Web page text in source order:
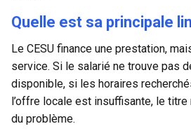
Quelle est sa principale
Le CESU finance une prestation,
service. Si le salarié ne trouve pas
disponible, si les horaires
l’offre locale est insuffisante, le titre
du problème.